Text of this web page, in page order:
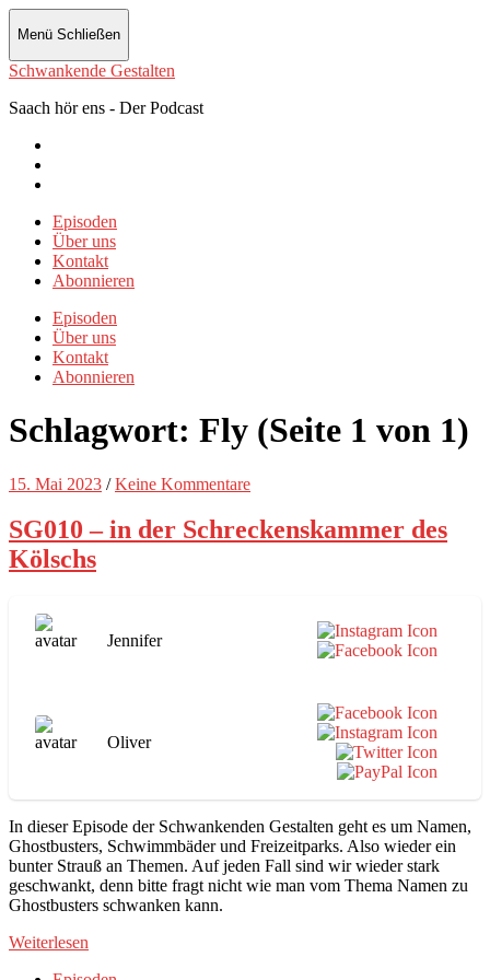
Menü Schließen
Schwankende Gestalten
Saach hör ens - Der Podcast
Episoden
Über uns
Kontakt
Abonnieren
Episoden
Über uns
Kontakt
Abonnieren
Schlagwort: Fly (Seite 1 von 1)
15. Mai 2023 / Keine Kommentare
SG010 – in der Schreckenskammer des
Kölschs
Jennifer
Oliver
In dieser Episode der Schwankenden Gestalten geht es um Namen,
Ghostbusters, Schwimmbäder und Freizeitparks. Also wieder ein
bunter Strauß an Themen. Auf jeden Fall sind wir wieder stark
geschwankt, denn bitte fragt nicht wie man vom Thema Namen zu
Ghostbusters schwanken kann.
Weiterlesen